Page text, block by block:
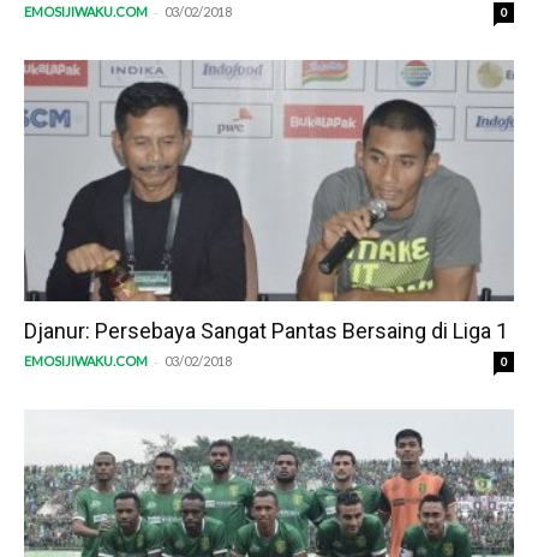
EMOSIJIWAKU.COM - 03/02/2018 0
Djanur: Persebaya Sangat Pantas Bersaing di Liga 1
EMOSIJIWAKU.COM - 03/02/2018 0